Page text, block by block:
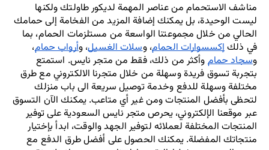
مناشف الاستحمام من عناصر المهمة لديكور طاولتك ولكنها
ليست الوحيدة، بل يمكنك إضافة المزيد من الفخامة إلى حمامك
الحالي من خلال مجموعتنا الواسعة من مستلزمات الحمام، بما
في ذلك إكسسوارات الحمام، وسلات الغسيل، وأرواب حمام،
وسجاد حمام
وأكثر من ذلك، فقط من متجر نايس. استمتع
بتجربة تسوق فريدة وسهلة من خلال متجرنا الالكتروني مع طرق
مختلفة وسهلة للدفع وخدمة توصيل سريعة الى باب منزلك
لتحظى بأفضل المنتجات ومن غير أي متاعب. يمكنك الآن التسوق
عبر موقعنا الإلكتروني، يحرص متجر نايس السعودية على توفير
المنتجات المختلفة لعملائه لتوفير الجهد والوقت، ابدأ بإختيار
منتجاتك المفضلة. يمكنك الحصول على أفضل طرق الدفع مع